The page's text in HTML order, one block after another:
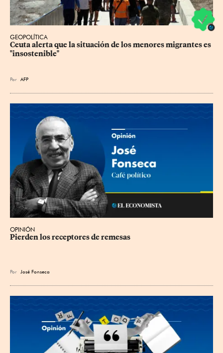
GEOPOLÍTICA
Ceuta alerta que la situación de los menores migrantes es
"insostenible"
Por AFP
OPINIÓN
Pierden los receptores de remesas
Por José Fonseca